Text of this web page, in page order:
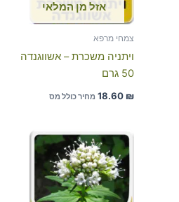
אזל מן המלאי
צמחי מרפא
ויתניה משכרת – אשווגנדה
50 גרם
18.60 ₪ מחיר כולל מס